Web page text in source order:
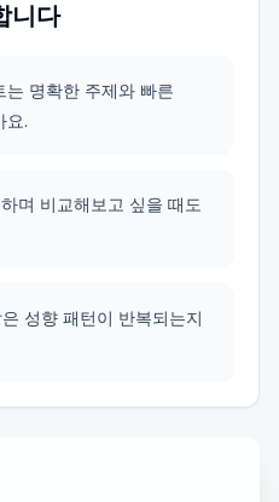
니다
는 명확한 주제와 빠른
요.
며 비교해보고 싶을 때도
성향 패턴이 반복되는지